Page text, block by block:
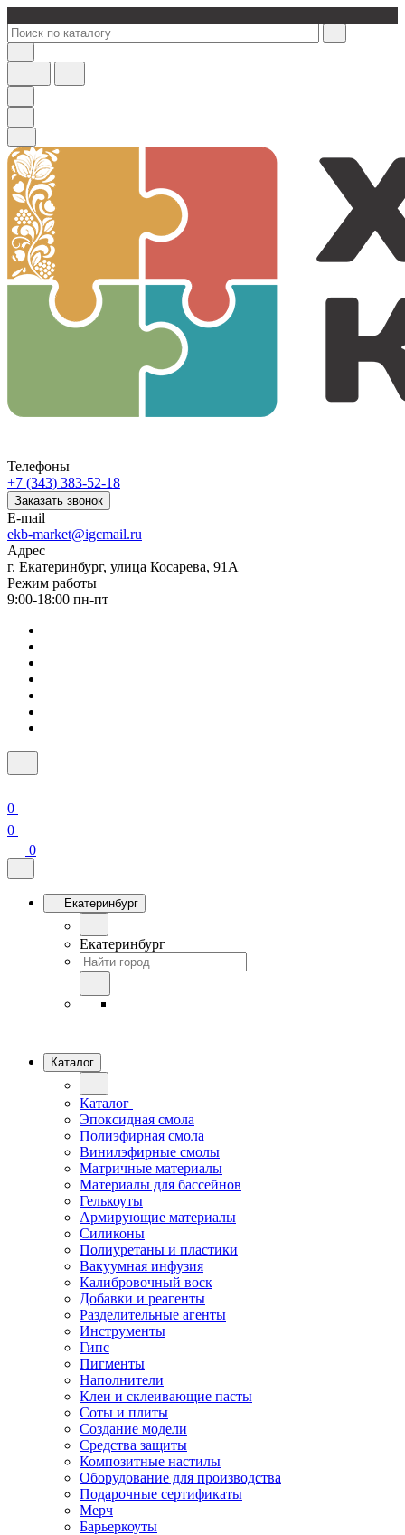
Телефоны
+7 (343) 383-52-18
Заказать звонок
E-mail
ekb-market@igcmail.ru
Адрес
г. Екатеринбург, улица Косарева, 91А
Режим работы
9:00-18:00 пн-пт
0
0
0
Екатеринбург
Екатеринбург
Каталог
Каталог
Эпоксидная смола
Полиэфирная смола
Винилэфирные смолы
Матричные материалы
Материалы для бассейнов
Гелькоуты
Армирующие материалы
Силиконы
Полиуретаны и пластики
Вакуумная инфузия
Калибровочный воск
Добавки и реагенты
Разделительные агенты
Инструменты
Гипс
Пигменты
Наполнители
Клеи и склеивающие пасты
Соты и плиты
Создание модели
Средства защиты
Композитные настилы
Оборудование для производства
Подарочные сертификаты
Мерч
Барьеркоуты